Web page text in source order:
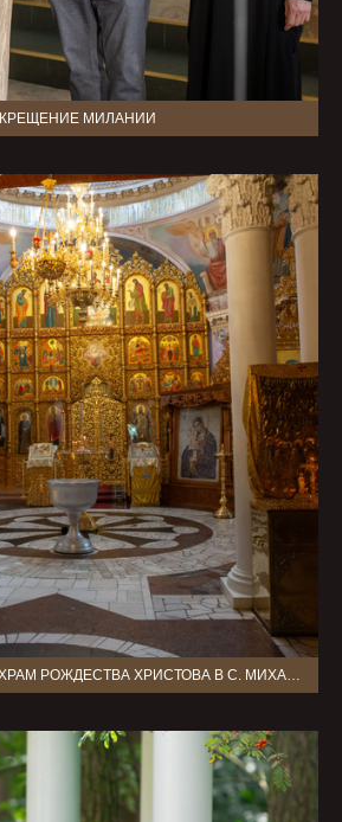
КРЕЩЕНИЕ МИЛАНИИ
КРЕЩЕНИЕ АМЕЛИИ. ХРАМ РОЖДЕСТВА ХРИСТОВА В С. МИХАЛЕВО